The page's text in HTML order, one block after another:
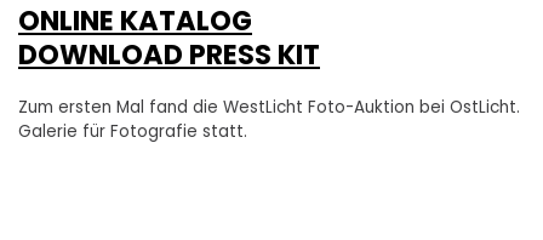
ONLINE KATALOG
DOWNLOAD PRESS KIT
Zum ersten Mal fand die WestLicht Foto-Auktion bei OstLicht.
Galerie für Fotografie statt.